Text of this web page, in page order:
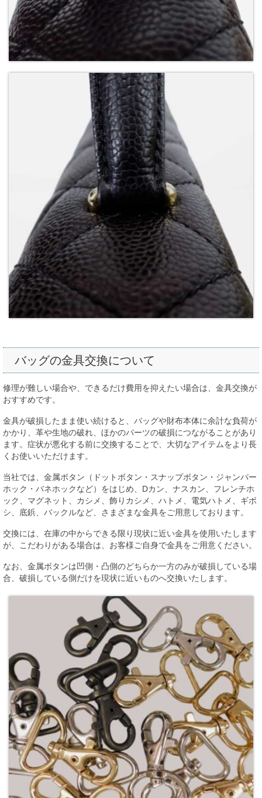
バッグの金具交換について
修理が難しい場合や、できるだけ費用を抑えたい場合は、金具交換が
おすすめです。
金具が破損したまま使い続けると、バッグや財布本体に余計な負荷が
かかり、革や生地の破れ、ほかのパーツの破損につながることがあり
ます。症状が悪化する前に交換することで、大切なアイテムをより長
くお使いいただけます。
当社では、金属ボタン（ドットボタン・スナップボタン・ジャンパー
ホック・バネホックなど）をはじめ、Dカン、ナスカン、フレンチホ
ック、マグネット、カシメ、飾りカシメ、ハトメ、電気ハトメ、ギボ
シ、底鋲、バックルなど、さまざまな金具をご用意しております。
交換には、在庫の中からできる限り現状に近い金具を使用いたします
が、こだわりがある場合は、お客様ご自身で金具をご用意ください。
なお、金属ボタンは凹側・凸側のどちらか一方のみが破損している場
合、破損している側だけを現状に近いものへ交換いたします。